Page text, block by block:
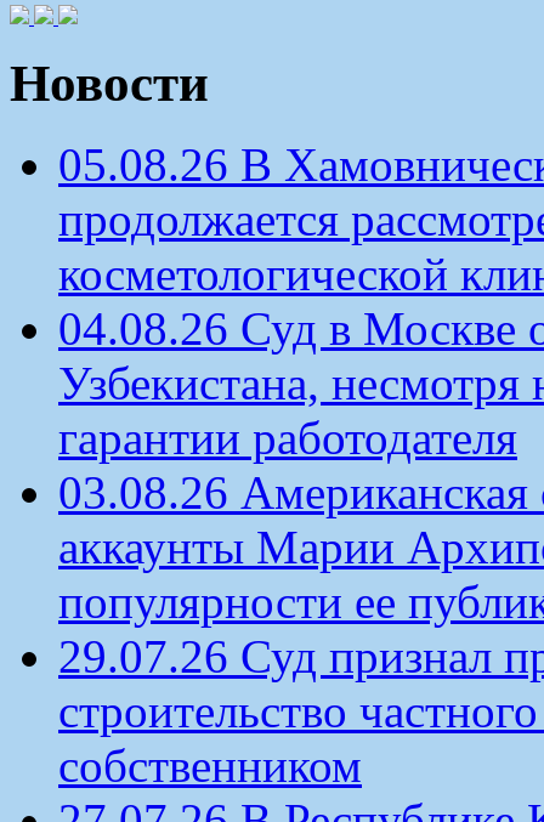
Новости
05.08.26 В
продолжается
косметологической
04.08.26 Суд в Москве
Узбекистана,
гарантии работодателя
03.08.26 Американская
аккаунты Марии
популярности ее
29.07.26 Суд признал
строительство
собственником